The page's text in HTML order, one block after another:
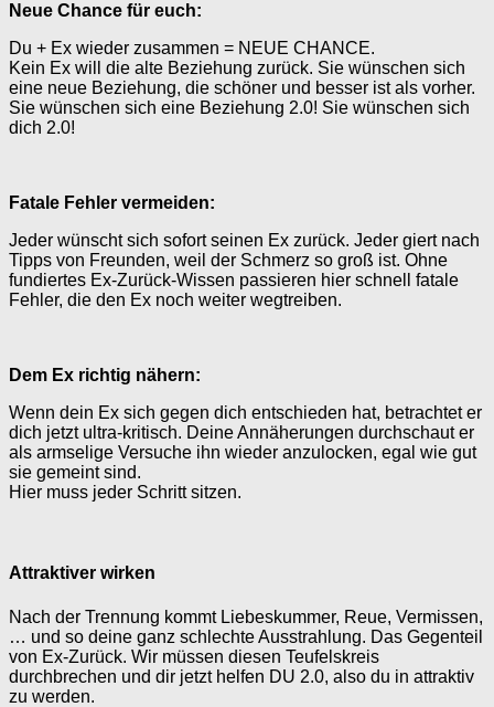
Neue Chance für euch:
Du + Ex wieder zusammen = NEUE CHANCE.
Kein Ex will die alte Beziehung zurück. Sie wünschen sich
eine neue Beziehung, die schöner und besser ist als vorher.
Sie wünschen sich eine Beziehung 2.0! Sie wünschen sich
dich 2.0!
Fatale Fehler vermeiden:
Jeder wünscht sich sofort seinen Ex zurück. Jeder giert nach
Tipps von Freunden, weil der Schmerz so groß ist. Ohne
fundiertes Ex-Zurück-Wissen passieren hier schnell fatale
Fehler, die den Ex noch weiter wegtreiben.
Dem Ex richtig nähern:
Wenn dein Ex sich gegen dich entschieden hat, betrachtet er
dich jetzt ultra-kritisch. Deine Annäherungen durchschaut er
als armselige Versuche ihn wieder anzulocken, egal wie gut
sie gemeint sind.
Hier muss jeder Schritt sitzen.
Attraktiver wirken
Nach der Trennung kommt Liebeskummer, Reue, Vermissen,
… und so deine ganz schlechte Ausstrahlung. Das Gegenteil
von Ex-Zurück. Wir müssen diesen Teufelskreis
durchbrechen und dir jetzt helfen DU 2.0, also du in attraktiv
zu werden.